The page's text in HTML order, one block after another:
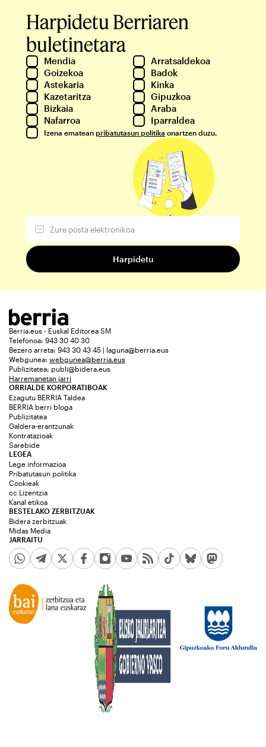
Harpidetu Berriaren
buletinetara
Mendia
Arratsaldekoa
Goizekoa
Badok
Astekaria
Kinka
Kazetaritza
Gipuzkoa
Bizkaia
Araba
Nafarroa
Iparraldea
Izena ematean pribatutasun politika onartzen duzu.
Berria.eus - Euskal Editorea SM
Telefonoa: 943 30 40 30
Bezero arreta: 943 30 43 45 | laguna@berria.eus
Webgunea: webgunea@berria.eus
Publizitatea: publi@bidera.eus
Harremanetan jarri
ORRIALDE KORPORATIBOAK
Ezagutu BERRIA Taldea
BERRIA berri bloga
Publizitatea
Galdera-erantzunak
Kontratazioak
Sarebide
JARRAITU
LEGEA
Lege informazioa
Pribatutasun politika
Cookieak
cc Lizentzia
Kanal etikoa
BESTELAKO ZERBITZUAK
Bidera zerbitzuak
Midas Media